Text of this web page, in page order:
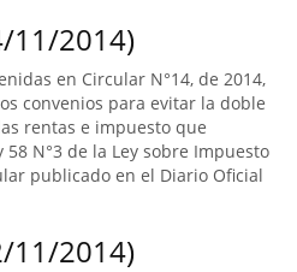
11/2014)
en Circular N°14, de 2014,
convenios para evitar la doble
rentas e impuesto que
N°3 de la Ley sobre Impuesto
publicado en el Diario Oficial
11/2014)